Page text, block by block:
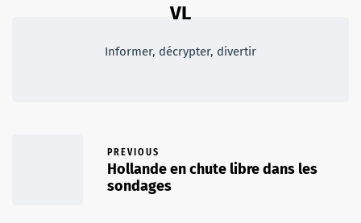
VL
Informer, décrypter, divertir
PREVIOUS
Hollande en chute libre dans les
sondages